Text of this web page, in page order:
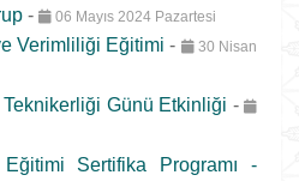
- 06 Mayıs 2024 Pazartesi
Verimliliği Eğitimi-
30 Nisan
Günü Etkinliği -
Eğitimi Sertifika Programı -